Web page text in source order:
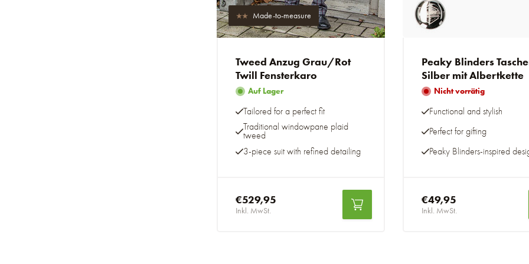
Made-to-measure
Tweed Anzug Grau/Rot
Twill Fensterkaro
Auf Lager
Tailored for a perfect fit
Traditional windowpane plaid
tweed
3-piece suit with refined detailing
€529,95
Inkl. MwSt.
Peaky Blinders
Silber mit Albertkette
Nicht vorrätig
Functional and stylish
Perfect for gifting
Peaky Blinders-inspired
€49,95
Inkl. MwSt.